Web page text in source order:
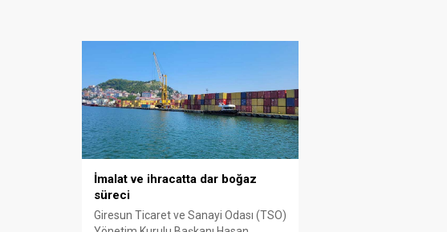
İmalat ve ihracatta dar boğaz
süreci
Giresun Ticaret ve Sanayi Odası (TSO)